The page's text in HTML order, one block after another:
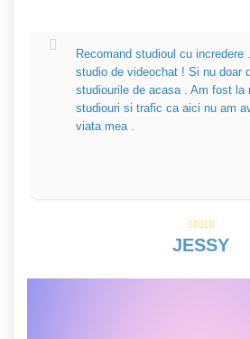
Recomand studioul cu incredere
studio de videochat ! Si nu doar
studiourile de acasa . Am fost la
studiouri si trafic ca aici nu am
viata mea .
JESSY